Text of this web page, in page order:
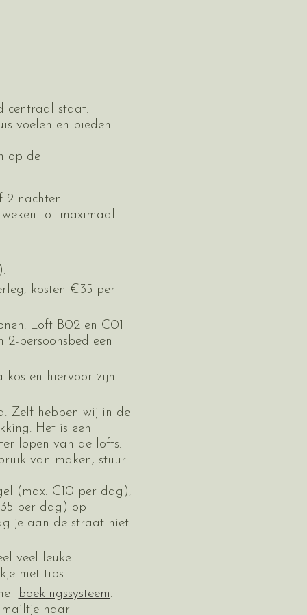
centraal staat.
voelen en bieden
op de
nachten.
tot maximaal
kosten €35 per
Loft B02 en C01
persoonsbed een
hiervoor zijn
Zelf hebben wij in de
Het is een
lopen van de lofts.
van maken, stuur
(max. €10 per dag),
per dag) op
je aan de straat niet
veel leuke
met tips.
boekingssysteem.
naar